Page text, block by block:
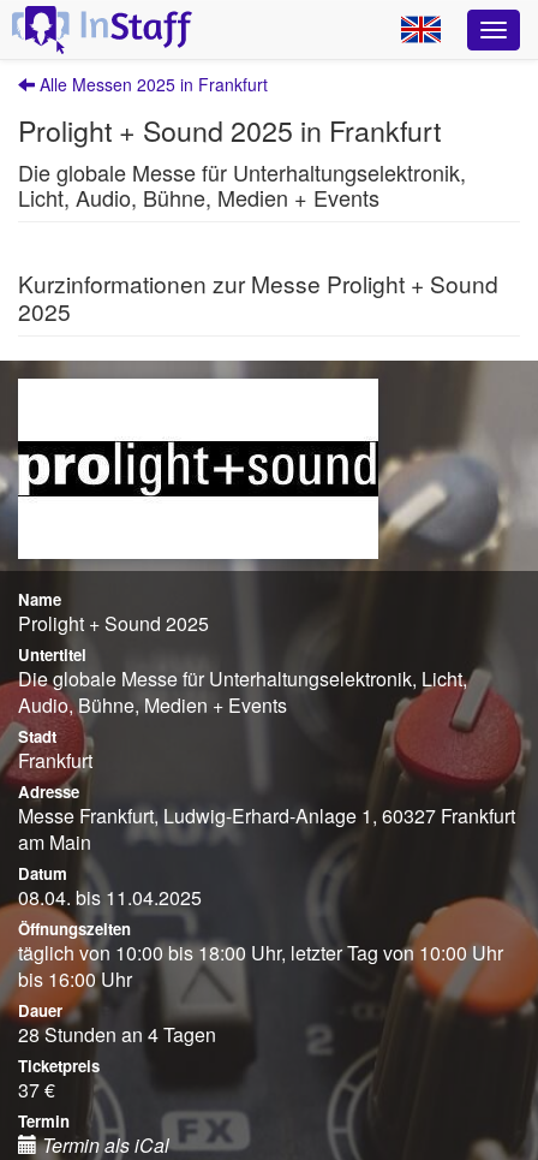
Alle Messen 2025 in Frankfurt
Prolight + Sound 2025 in Frankfurt
Die globale Messe für Unterhaltungselektronik,
Licht, Audio, Bühne, Medien + Events
Kurzinformationen zur Messe Prolight + Sound
2025
Name
Prolight + Sound 2025
Untertitel
Die globale Messe für Unterhaltungselektronik, Licht,
Audio, Bühne, Medien + Events
Stadt
Frankfurt
Adresse
Messe Frankfurt, Ludwig-Erhard-Anlage 1, 60327 Frankfurt
am Main
Datum
08.04. bis 11.04.2025
Öffnungszeiten
täglich von 10:00 bis 18:00 Uhr, letzter Tag von 10:00 Uhr
bis 16:00 Uhr
Dauer
28 Stunden an 4 Tagen
Ticketpreis
37 €
Termin
Termin als iCal